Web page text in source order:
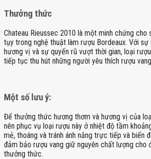
Thưởng thức
Chateau Rieussec 2010 là một minh chứng
tụy trong nghệ thuật làm rượu Bordeaux. Với
hương vị và sự quyến rũ vượt thời gian, loại
tiếp tục thu hút những người yêu thích rượu
Một số lưu ý:
Để thưởng thức hương thơm và hương vị của
nên phục vụ loại rượu này ở nhiệt độ tầm
mẻ, thoáng và tránh ánh nắng trực tiếp và biến
đảm bảo rượu vang giữ nguyên chất lượng cho
thưởng thức.